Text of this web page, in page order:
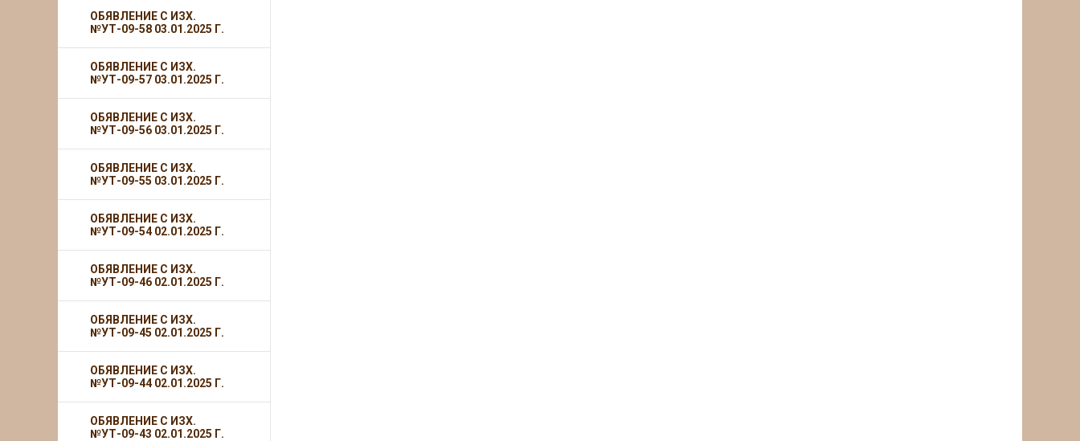
ОБЯВЛЕНИЕ С ИЗХ.
№УТ-09-58 03.01.2025 Г.
ОБЯВЛЕНИЕ С ИЗХ.
№УТ-09-57 03.01.2025 Г.
ОБЯВЛЕНИЕ С ИЗХ.
№УТ-09-56 03.01.2025 Г.
ОБЯВЛЕНИЕ С ИЗХ.
№УТ-09-55 03.01.2025 Г.
ОБЯВЛЕНИЕ С ИЗХ.
№УТ-09-54 02.01.2025 Г.
ОБЯВЛЕНИЕ С ИЗХ.
№УТ-09-46 02.01.2025 Г.
ОБЯВЛЕНИЕ С ИЗХ.
№УТ-09-45 02.01.2025 Г.
ОБЯВЛЕНИЕ С ИЗХ.
№УТ-09-44 02.01.2025 Г.
ОБЯВЛЕНИЕ С ИЗХ.
№УТ-09-43 02.01.2025 Г.